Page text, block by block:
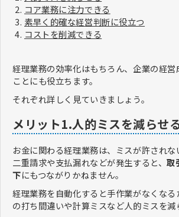
コア業務に注力できる
素早く的確な経営判断に役立つ
コストを削減できる
経理業務の効率化はもちろん、企業の経営
ことにも役立ちます。
それぞれ詳しく見ていきましょう。
メリット1.人的ミスを減らせ
お金に関わる経理業務は、ミスが許されな
二重請求や支払漏れなどが発生すると、取
下にもつながりかねません。
経理業務を自動化すると手作業がなくな
の打ち間違いや計算ミスなど人的ミスを減